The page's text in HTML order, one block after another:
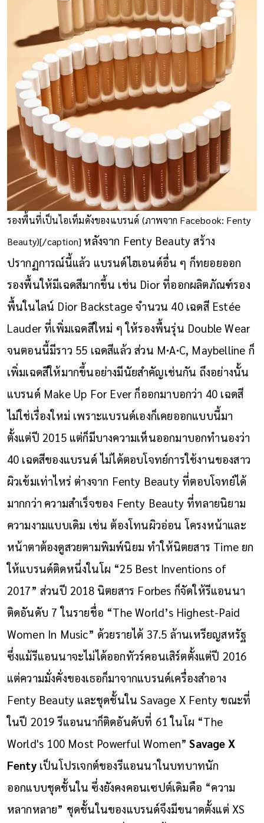
รองพื้นที่เป็นไอเท็มดังของแบรนด์ (ภาพจาก Facebook: Fenty
Beauty)[/caption] หลังจาก Fenty Beauty สร้าง
ปรากฏการณ์นี้แล้ว แบรนด์ไฮเอนด์อื่น ๆ ก็ทยอยออก
รองพื้นให้มีเฉดสีมากขึ้น เช่น Dior ที่ออกผลิตภัณฑ์รอง
พื้นในไลน์ Dior Backstage จำนวน 40 เฉดสี Estée
Lauder ที่เพิ่มเฉดสีใหม่ ๆ ให้รองพื้นรุ่น Double Wear
จนตอนนี้มีราว 55 เฉดสีแล้ว ส่วน M∙A∙C, Maybelline ก็
เพิ่มเฉดสีให้มากขึ้นอย่างมีนัยสำคัญเช่นกัน ถึงอย่างนั้น
แบรนด์ Make Up For Ever ก็ออกมาบอกว่า 40 เฉดสี
ไม่ใช่เรื่องใหม่ เพราะแบรนด์เองก็เคยออกแบบนี้มา
ตั้งแต่ปี 2015 แต่ก็มีบางความเห็นออกมาบอกทำนองว่า
40 เฉดสีของแบรนด์ ไม่ได้ตอบโจทย์การใช้งานของสาว
ผิวเข้มเท่าไหร่ ต่างจาก Fenty Beauty ที่ตอบโจทย์ได้
มากกว่า ความสำเร็จของ Fenty Beauty ที่ทลายนิยาม
ความงามแบบเดิม เช่น ต้องโทนผิวอ่อน โครงหน้าและ
หน้าตาต้องดูสวยตามพิมพ์นิยม ทำให้นิตยสาร Time ยก
ให้แบรนด์ติดหนึ่งในโผ “25 Best Inventions of
2017” ส่วนปี 2018 นิตยสาร Forbes ก็จัดให้รีแอนนา
ติดอันดับ 7 ในรายชื่อ “The World’s Highest-Paid
Women In Music” ด้วยรายได้ 37.5 ล้านเหรียญสหรัฐ
ซึ่งแม้รีแอนนาจะไม่ได้ออกทัวร์คอนเสิร์ตตั้งแต่ปี 2016
แต่ความมั่งคั่งของเธอก็มาจากแบรนด์เครื่องสำอาง
Fenty Beauty และชุดชั้นใน Savage X Fenty ขณะที่
ในปี 2019 รีแอนนาก็ติดอันดับที่ 61 ในโผ “The
World's 100 Most Powerful Women” Savage X
Fentyเป็นโปรเจกต์ของรีแอนนาในบทบาทนัก
ออกแบบชุดชั้นใน ซึ่งยังคงคอนเซปต์เดิมคือ “ความ
หลากหลาย” ชุดชั้นในของแบรนด์จึงมีขนาดตั้งแต่ XS